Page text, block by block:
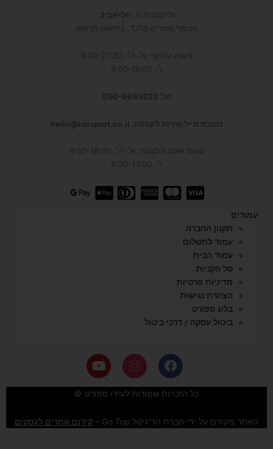
גליקסברג 6,
תל-אביב
(איסוף מוצרים בלבד, בתיאום מראש)
מענה טלפוני: א׳-ה׳: 9:00-21:30
ו׳: 9:00-16:00
טל' 050-9695222
כתובת מייל שירות לקוחות: hello@idosport.co.il
שעות אולם התצוגה: א׳-ה׳, 9:00-18:00
ו׳: 9:30-14:00
עמודים
תקנון החברה
עמוד לתשלום
עמוד הבית
סל הקניות
מדיניות פרטיות
הצהרת נגישות
בלוג ספורט
ביטול עסקה / דרכי ביטול
F
a
c
e
o
o
I
n
s
t
g
r
Y
o
u
t
b
e
כל הזכויות שמורות לעידו ספורט ©
האתר מקודם על ידי חברת הדיגיטל Go Top – קידום אתרים לעסקים